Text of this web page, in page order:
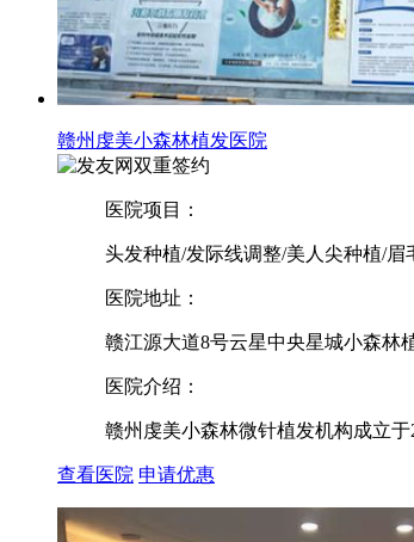
赣州虔美小森林植发医院
双重签约
医院项目：
头发种植/发际线调整/美人尖种植/
医院地址：
赣江源大道8号云星中央星城小森林
医院介绍：
赣州虔美小森林微针植发机构成立
查看医院 申请优惠